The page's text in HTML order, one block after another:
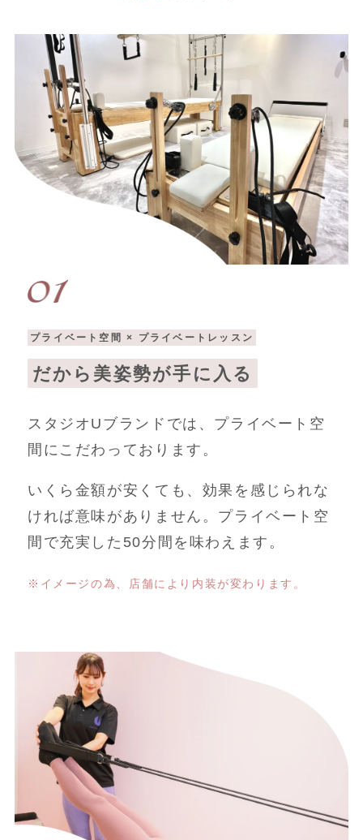
プライベート空間 × プライベートレッスン
だから美姿勢が手に入る
スタジオUブランドでは、プライベート空
間にこだわっております。
いくら金額が安くても、効果を感じられな
ければ意味がありません。プライベート空
間で充実した50分間を味わえます。
※イメージの為、店舗により内装が変わります。